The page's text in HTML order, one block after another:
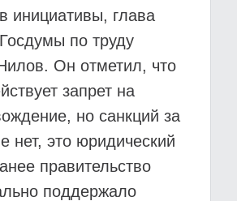
инициативы, глава
по труду
Он отметил, что
запрет на
но санкций за
нет, это юридический
правительство
поддержало